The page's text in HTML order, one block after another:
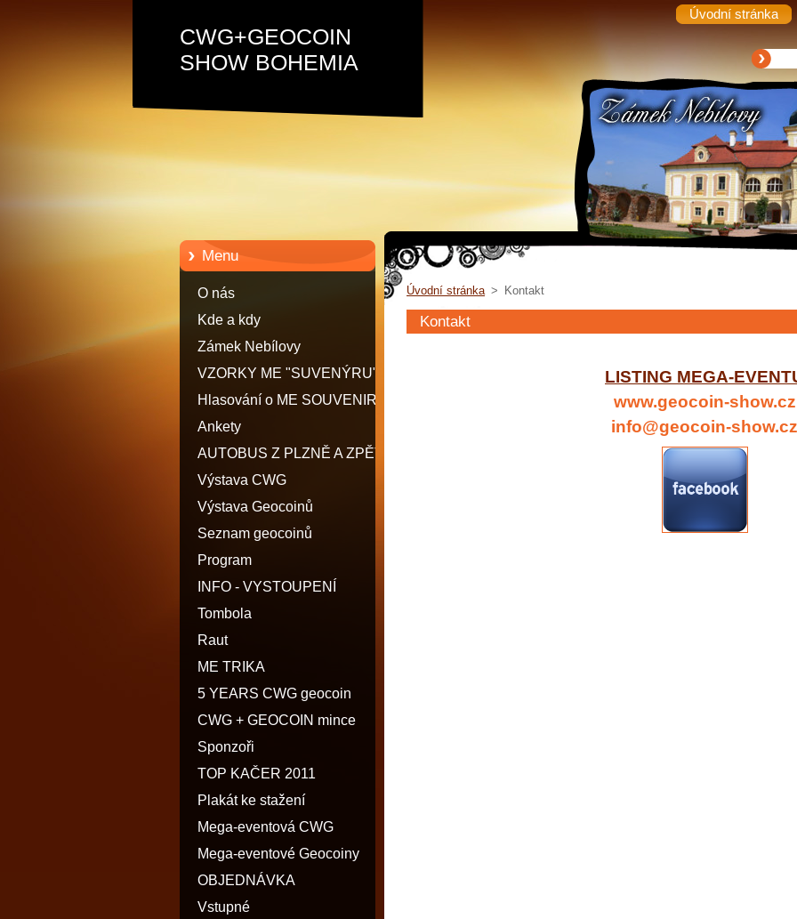
Úvodní stránka
CWG+GEOCOIN
SHOW BOHEMIA
Menu
O nás
Kde a kdy
Zámek Nebílovy
VZORKY ME "SUVENÝRU"
Hlasování o ME SOUVENIR
Ankety
AUTOBUS Z PLZNĚ A ZPĚT
Výstava CWG
Výstava Geocoinů
Seznam geocoinů
Program
INFO - VYSTOUPENÍ
Tombola
Raut
ME TRIKA
5 YEARS CWG geocoin
CWG + GEOCOIN mince
Sponzoři
TOP KAČER 2011
Plakát ke stažení
Mega-eventová CWG
Mega-eventové Geocoiny
OBJEDNÁVKA
Vstupné
Úvodní stránka > Kontakt
Kontakt
LISTING MEGA-
www.geocoin-show.cz
info@geocoin-show.cz